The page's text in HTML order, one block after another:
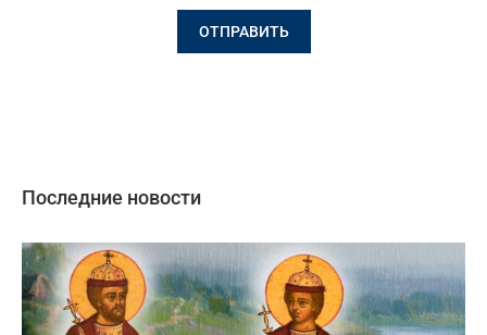
Последние новости